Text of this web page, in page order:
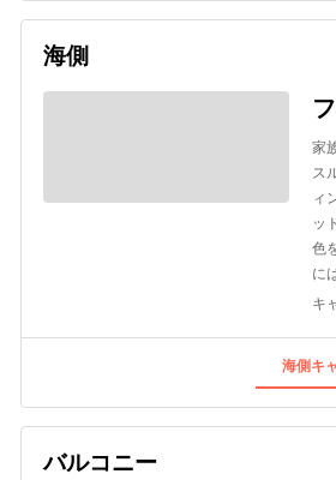
海側
家
ス
ィ
ッ
色
に
キ
海側キ
バルコニー